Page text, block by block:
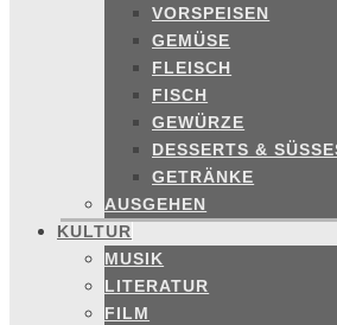
VORSPEISEN
GEMÜSE
FLEISCH
FISCH
GEWÜRZE
DESSERTS & SÜSSES
GETRÄNKE
AUSGEHEN
KULTUR
MUSIK
LITERATUR
FILM